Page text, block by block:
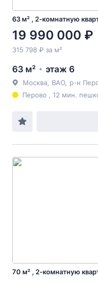
63 м² , 2-комнатную
19 990 000 ₽
315 798 ₽ за м²
63 м² этаж 6
Москва ВАО р-н
Перово , 12 мин.
70 м² , 2-комнатную